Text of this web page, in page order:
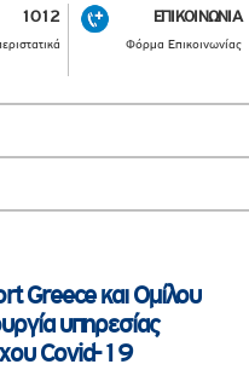
1012 ΕΠΙΚΟΙΝΩΝΙΑ
Φόρμα Επικοινωνίας
Greece και Ομίλου
υπηρεσίας
Covid-19